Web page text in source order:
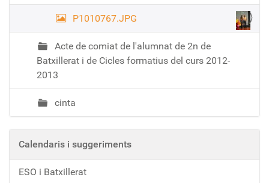
P1010767.JPG
Acte de comiat de l'alumnat de 2n de
Batxillerat i de Cicles formatius del curs 2012-
2013
cinta
Calendaris i suggeriments
ESO i Batxillerat